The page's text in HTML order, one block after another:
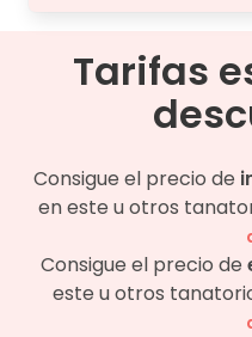
Tarifas
Consigue el precio de
en este u otros
Consigue el precio de
este u otros